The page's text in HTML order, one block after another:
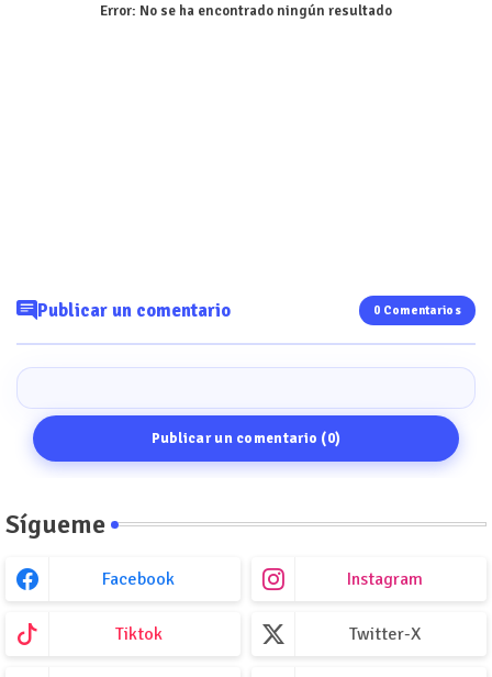
Error: No se ha encontrado ningún resultado
Publicar un comentario 0 Comentarios
Publicar un comentario (0)
Sígueme
Facebook Instagram
Tiktok Twitter-X